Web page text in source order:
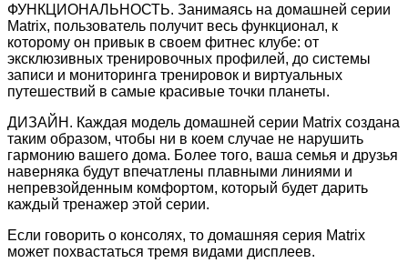
ФУНКЦИОНАЛЬНОСТЬ. Занимаясь на домашней серии
Matrix, пользователь получит весь функционал, к
которому он привык в своем фитнес клубе: от
эксклюзивных тренировочных профилей, до системы
записи и мониторинга тренировок и виртуальных
путешествий в самые красивые точки планеты.
ДИЗАЙН. Каждая модель домашней серии Matrix создана
таким образом, чтобы ни в коем случае не нарушить
гармонию вашего дома. Более того, ваша семья и друзья
наверняка будут впечатлены плавными линиями и
непревзойденным комфортом, который будет дарить
каждый тренажер этой серии.
Если говорить о консолях, то домашняя серия Matrix
может похвастаться тремя видами дисплеев.